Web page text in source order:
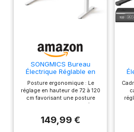
SONGMICS Bureau
Électrique Réglable en
Table Assis-Debout,
Fonction Mémoire 4
Hauteurs, pour Bureau,
LSD136Y01
Posture ergonomique : Le
réglage en hauteur de 72 à 120
cm favorisant une posture
rapidement votre siège et
149,99 €